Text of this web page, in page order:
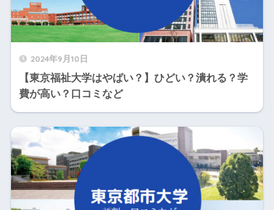
2024年9月10日
【東京福祉大学はやばい？】ひどい？潰れる？学
費が高い？口コミなど